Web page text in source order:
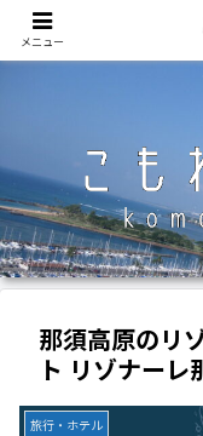
那須高原のリ
ト リゾナー
旅行・ホテル
メニュー